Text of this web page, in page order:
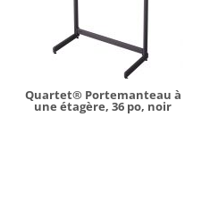
Quartet® Portemanteau à
une étagère, 36 po, noir